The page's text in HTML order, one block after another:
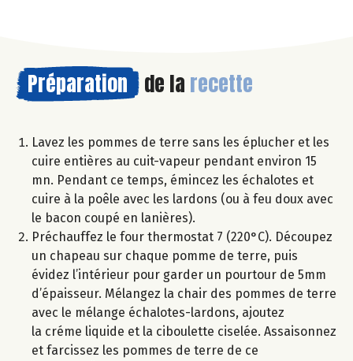
Préparation de la recette
Lavez les pommes de terre sans les éplucher et les
cuire entières au cuit-vapeur pendant environ 15
mn. Pendant ce temps, émincez les échalotes et
cuire à la poêle avec les lardons (ou à feu doux avec
le bacon coupé en lanières).
Préchauffez le four thermostat 7 (220°C). Découpez
un chapeau sur chaque pomme de terre, puis
évidez l’intérieur pour garder un pourtour de 5mm
d’épaisseur. Mélangez la chair des pommes de terre
avec le mélange échalotes-lardons, ajoutez
la créme liquide et la ciboulette ciselée. Assaisonnez
et farcissez les pommes de terre de ce